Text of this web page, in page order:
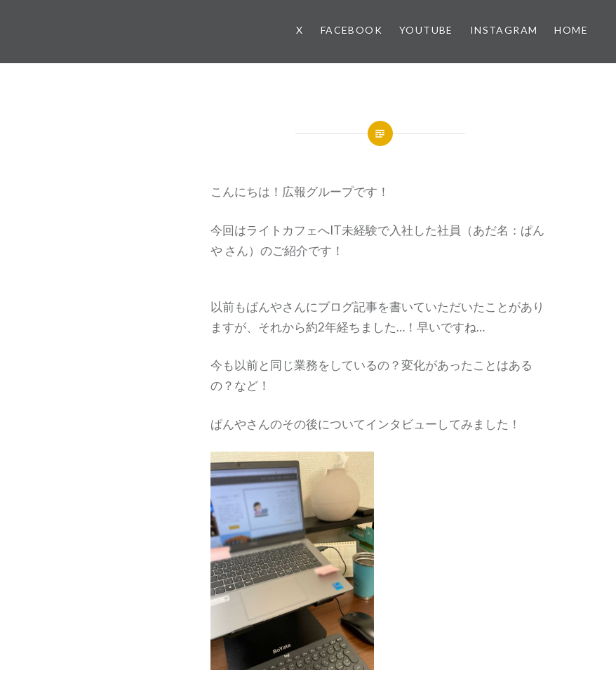
X FACEBOOK YOUTUBE INSTAGRAM HOME
こんにちは！広報グループです！
今回はライトカフェへIT未経験で入社した社員（あだ名：ぱん
や さん）のご紹介です！
以前もぱんやさんにブログ記事を書いていただいたことがあり
ますが、それから約2年経ちました…！早いですね…
今も以前と同じ業務をしているの？変化があったことはある
の？など！
ぱんやさんのその後についてインタビューしてみました！